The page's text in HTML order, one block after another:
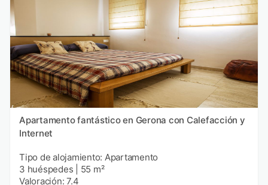
Apartamento fantástico en Gerona con Calefacción y
Internet
Tipo de alojamiento: Apartamento
3 huéspedes
55 m²
Valoración: 7.4